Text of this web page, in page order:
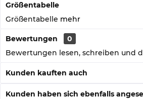
Größentabelle
Größentabelle mehr
Bewertungen
0
Bewertungen lesen, schreiben und
Kunden kauften auch
Kunden haben sich ebenfalls